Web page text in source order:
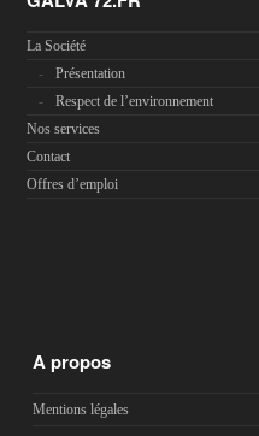
La Société
Présentation
Respect de l’environnement
Nos services
Contact
Offres d’emploi
A propos
Mentions légales